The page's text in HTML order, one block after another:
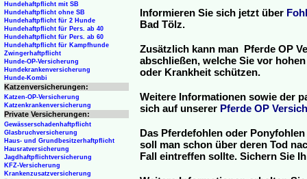
Informieren Sie sich jetzt über
Bad Tölz.
Zusätzlich kann man Pferde OP
abschließen, welche Sie vor
oder Krankheit schützen.
Weitere Informationen sowie der
sich auf unserer Pferde OP
Das Pferdefohlen oder
soll man schon über deren Tod
Fall eintreffen sollte. Sichern Sie
Hundehaftpflicht mit SB
Hundehaftpflicht ohne SB
Hundehaftpflicht für 2 Hunde
Hundehaftpflicht für Pers. ab 40
Hundehaftpflicht für Pers. ab 60
Hundehaftpflicht für Kampfhunde
Zwingerhaftpflicht
Hunde-OP-Versicherung
Hundekrankenversicherung
Hunde-Kombi
Katzenversicherungen:
Katzen-OP-Versicherung
Katzenkrankenversicherung
Private Versicherungen:
Gewässerschadenhaftpflicht
Glasbruchversicherung
Haus- und Grundbesitzerhaftpflicht
Hausratversicherung
Jagdhaftpflichtversicherung
KFZ-Versicherung
Krankenzusatzversicherung